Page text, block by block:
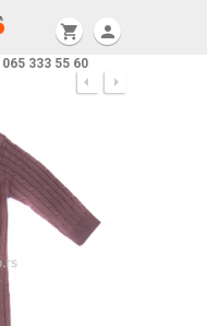
065 333 55 60
shopping_cart person